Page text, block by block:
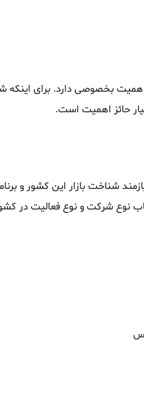
بخصوصی دارد. برای
حائز اهمیت است.
شناخت بازار این کشور و
نوع شرکت و نوع فعالیت در